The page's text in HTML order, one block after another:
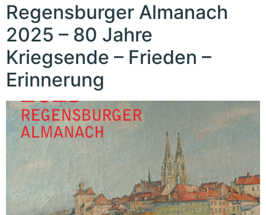
Regensburger Almanach
2025 – 80 Jahre
Kriegsende – Frieden –
Erinnerung